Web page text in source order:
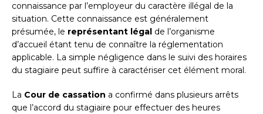
connaissance par l’employeur du caractère illégal de la
situation. Cette connaissance est généralement
présumée, le représentant légal de l’organisme
d’accueil étant tenu de connaître la réglementation
applicable. La simple négligence dans le suivi des horaires
du stagiaire peut suffire à caractériser cet élément moral.
La Cour de cassation a confirmé dans plusieurs arrêts
que l’accord du stagiaire pour effectuer des heures